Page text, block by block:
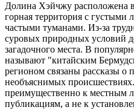
Долина Хэйчжу расположена
горная территория с густыми
частыми туманами. Из-за
суровых природных условий
загадочного места. В
называют "китайским
регионом связаны рассказы о
необъяснимых
преимущественно к местным
публикациям, а не к